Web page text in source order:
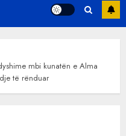
mbi kunatën e Alma
të rënduar